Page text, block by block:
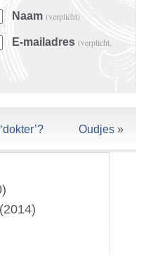
Naam (verplicht)
E-mailadres (verplicht,
Oudjes»
(2014)